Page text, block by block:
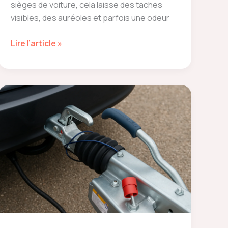
sièges de voiture, cela laisse des taches
visibles, des auréoles et parfois une odeur
Nettoyer
voiture
Lire l’article »